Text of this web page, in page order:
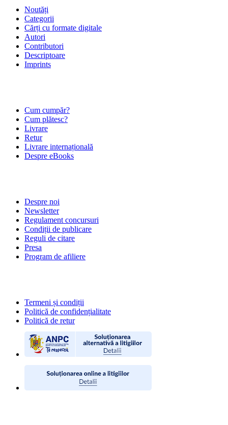
Noutăți
Categorii
Cărți cu formate digitale
Autori
Contributori
Descriptoare
Imprints
Cum cumpăr?
Cum plătesc?
Livrare
Retur
Livrare internațională
Despre eBooks
Despre noi
Newsletter
Regulament concursuri
Condiții de publicare
Reguli de citare
Presa
Program de afiliere
Termeni și condiții
Politică de confidențialitate
Politică de retur